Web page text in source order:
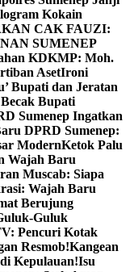
Kokain
CAK FAUZI:
SUMENEP
KDKMP: Moh.
AsetIroni
Bupati dan Jeratan
Bupati
Sumenep Ingatkan
DPRD Sumenep:
ModernKetok Palu
Wajah Baru
Muscab: Siapa
Wajah Baru
Berujung
Guluk
Pencuri Kotak
Resmob!Kangean
Kepulauan!Isu